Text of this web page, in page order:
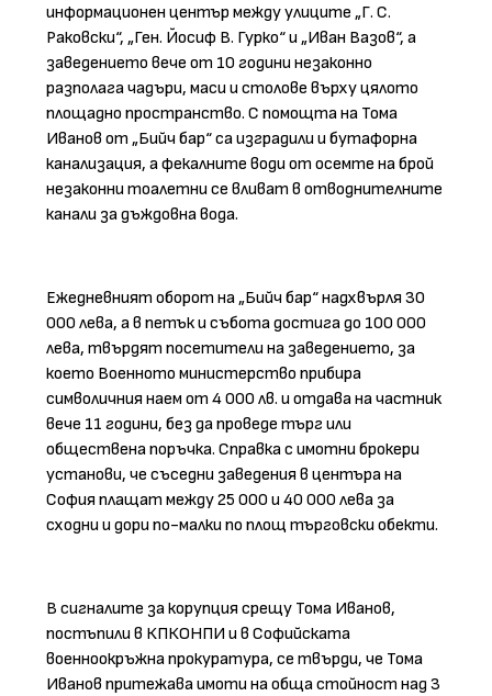
информационен център между улиците „Г. С.
Раковски“, „Ген. Йосиф В. Гурко“ и „Иван Вазов“, а
заведението вече от 10 години незаконно
разполага чадъри, маси и столове върху цялото
площадно пространство. С помощта на Тома
Иванов от „Бийч бар“ са изградили и бутафорна
канализация, а фекалните води от осемте на брой
незаконни тоалетни се вливат в отводнителните
канали за дъждовна вода.
Ежедневният оборот на „Бийч бар“ надхвърля 30
000 лева, а в петък и събота достига до 100 000
лева, твърдят посетители на заведението, за
което Военното министерство прибира
символичния наем от 4 000 лв. и отдава на частник
вече 11 години, без да проведе търг или
обществена поръчка. Справка с имотни брокери
установи, че съседни заведения в центъра на
София плащат между 25 000 и 40 000 лева за
сходни и дори по-малки по площ търговски обекти.
В сигналите за корупция срещу Тома Иванов,
постъпили в КПКОНПИ и в Софийската
военноокръжна прокуратура, се твърди, че Тома
Иванов притежава имоти на обща стойност над 3